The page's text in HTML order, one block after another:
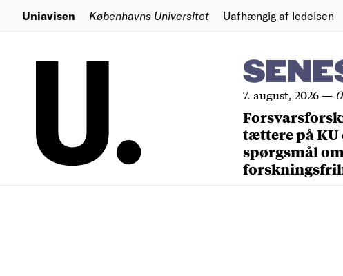
Uniavisen Københavns Universitet Uafhængig af ledelsen
7. august, 2026—
tættere på KU
spørgsmål